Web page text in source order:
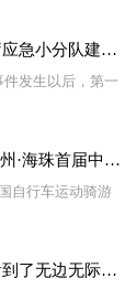
国家卫健委：推进基层医疗应急小分队建设，提升医疗应急能力_全球简讯
发生以后，第一
环球微速讯：旅游 | 2023广州·海珠首届中国自行车运动骑游大会举行
自行车运动骑游
快报：于是青蛙跳出井口看到了无边无际的天很惊讶用文言文怎么说（青蛙跳出井口会看到什么会说些什么）